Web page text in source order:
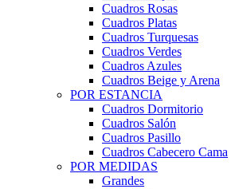
Cuadros Rosas
Cuadros Platas
Cuadros Turquesas
Cuadros Verdes
Cuadros Azules
Cuadros Beige y Arena
POR ESTANCIA
Cuadros Dormitorio
Cuadros Salón
Cuadros Pasillo
Cuadros Cabecero Cama
POR MEDIDAS
Grandes